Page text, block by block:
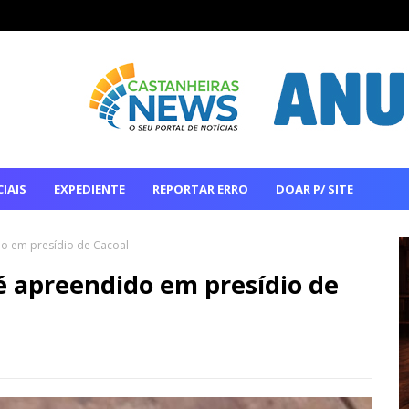
EXPEDIENTE REPORTAR ERRO DOAR P/ SITE
em presídio de Cacoal
apreendido em presídio de